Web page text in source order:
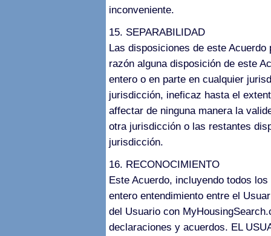
inconveniente.
15. SEPARABILIDAD
Las disposiciones de este
razón alguna disposición de este
entero o en parte en cualquier
jurisdicción, ineficaz hasta el
affectar de ninguna manera la
otra jurisdicción o las restantes
jurisdicción.
16. RECONOCIMIENTO
Este Acuerdo, incluyendo todos
entero entendimiento entre el
del Usuario con
declaraciones y acuerdos. EL